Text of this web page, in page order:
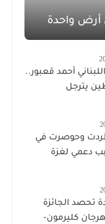
أرض واحدة
أحمد قعبور..
يترجل
وحوصرت في
دعمي لغزة
تحصد الجائزة
كليرمون-